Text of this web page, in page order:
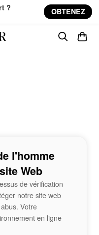
? OBTENEZ
l'homme
Web
de vérification
notre site web
Votre
en ligne